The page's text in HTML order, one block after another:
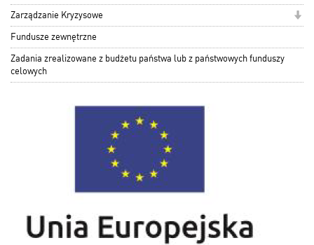
Zarządzanie Kryzysowe
Fundusze zewnętrzne
Zadania zrealizowane z budżetu państwa lub z państwowych funduszy
celowych